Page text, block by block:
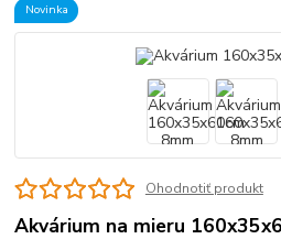
Novinka
Ohodnotiť produkt
Akvárium na mieru